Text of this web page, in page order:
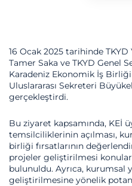
16 Ocak 2025 tarihinde
Tamer Saka ve TKYD Genel
Karadeniz Ekonomik İş
Uluslararası Sekreteri
gerçekleştirdi.
Bu ziyaret kapsamında, KEİ
temsilciliklerinin açılması,
birliği fırsatlarının
projeler geliştirilmesi
bulunuldu. Ayrıca, kurumsal
geliştirilmesine yönelik